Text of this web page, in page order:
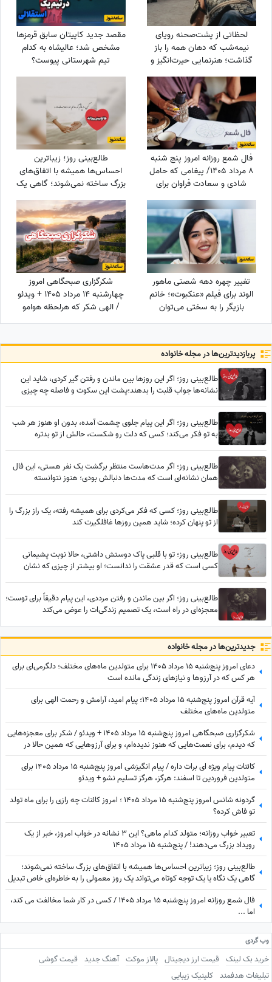
لحظاتی از پشت‌صحنه رویای
نیمه‌شب که دهان همه را باز
گذاشت؛ هنرنمایی حیرت‌انگیز و
جانانه روزبه حصاری بدون
بدلکار!+ویدیو
مقصد جدید کاپیتان سابق قرمزها
مشخص شد؛ عالیشاه به کدام
تیم شهرستانی پیوست؟
فال شمع روزانه امروز پنج شنبه
8 مرداد 1405/ پیغامی که حامل
شادی و سعادت فراوان برای
شماست ، به شما خواهد رسید
طالع‌بینی روز؛ زیباترین
احساس‌ها همیشه با اتفاق‌های
بزرگ ساخته نمی‌شوند؛ گاهی یک
نگاه یا یک توجه کوتاه می‌تواند
یک روز معمولی را به خاطره‌ای
خاص تبدیل کند / پنج‌شنبه 15
مرداد 1405
تغییر چهره دهه شصتی ماهور
الوند برای فیلم «عنکبوت»؛ خانم
بازیگر را به سختی می‌توان
شناخت + عکس
شکرگزاری صبحگاهی امروز
چهارشنبه 14 مرداد 1405 + ویدئو
/ الهی شکر که هرلحظه هوامو
داشتی؛ حتی لحظاتی که خودم
پربازدید‌ترین‌ها در مجله خانواده
طالع‌بینی روز؛ اگر این روزها بین ماندن و رفتن گیر کردی، شاید این
نشانه‌ها جواب قلبت را بدهند؛پشت این سکوت و فاصله چه چیزی
طالع‌بینی روز؛ اگر این پیام جلوی چشمت آمده، بدون او هنوز هر شب
به تو فکر می‌کند؛ کسی که دلت رو شکست، حالش از تو بدتره
طالع‌بینی روز؛ اگر مدت‌هاست منتظر برگشت یک نفر هستی، این فال
همان نشانه‌ای است که مدت‌ها دنبالش بودی؛ هنوز نتوانسته
طالع‌بینی روز؛ کسی که فکر می‌کردی برای همیشه رفته، یک راز بزرگ را
از تو پنهان کرده؛ شاید همین روزها غافلگیرت کند
طالع‌بینی روز؛ تو با قلبی پاک دوستش داشتی، حالا نوبت پشیمانی
کسی است که قدر عشقت را ندانست؛ او بیشتر از چیزی که نشان
طالع‌بینی روز؛ اگر بین ماندن و رفتن مرددی، این پیام دقیقاً برای توست؛
معجزه‌ای در راه است، یک تصمیم زندگی‌ات را عوض می‌کند
جدید‌ترین‌ها در مجله خانواده
دعای امروز پنج‌شنبه 15 مرداد 1405 برای متولدین ماه‌های مختلف؛ دلگرمی‌ای برای
هر کس که در آرزوها و نیازهای زندگی مانده است
آیه قرآن امروز پنج‌شنبه 15 مرداد 1405؛ پیام امید، آرامش و رحمت الهی برای
متولدین ماه‌های مختلف
شکرگزاری صبحگاهی امروز پنج‌شنبه 15 مرداد 1405 + ویدئو / شکر برای معجزه‌هایی
که دیدم، برای نعمت‌هایی که هنوز ندیده‌ام، و برای آرزوهایی که همین حالا در
مسیر رسیدن به من هستند
کائنات پیام ویژه ای برات داره / پیام انگیزشی امروز پنج‌شنبه 15 مرداد 1405 برای
متولدین فروردین تا اسفند: هرگز، هرگز تسلیم نشو + ویدئو
گردونه شانس امروز پنج‌شنبه 15 مرداد 1405 ؛ امروز کائنات چه رازی را برای ماه تولد
تو فاش کرده؟
تعبیر خواب روزانه؛ متولد کدام ماهی؟ این 3 نشانه در خواب امروز، خبر از یک
رویداد بزرگ می‌دهند! / پنج‌شنبه 15 مرداد 1405
طالع‌بینی روز؛ زیباترین احساس‌ها همیشه با اتفاق‌های بزرگ ساخته نمی‌شوند؛
گاهی یک نگاه یا یک توجه کوتاه می‌تواند یک روز معمولی را به خاطره‌ای خاص تبدیل
کند / پنج‌شنبه 15 مرداد 1405
فال شمع روزانه امروز پنج‌شنبه 15 مرداد 1405 / کسی در کار شما مخالفت می کند،
اما ...
وب گردی
خرید بک لینک قیمت ارز دیجیتال پالاز موکت آهنگ جدید قیمت گوشی
تبلیغات هدفمند کلینیک زیبایی